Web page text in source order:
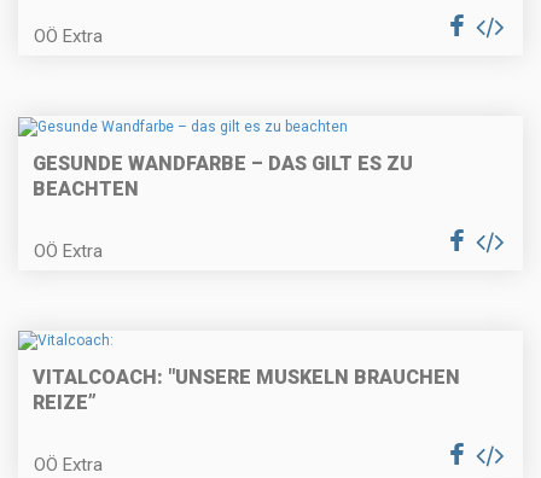
OÖ Extra
GESUNDE WANDFARBE – DAS GILT ES ZU
BEACHTEN
OÖ Extra
VITALCOACH: "UNSERE MUSKELN BRAUCHEN
REIZE”
OÖ Extra